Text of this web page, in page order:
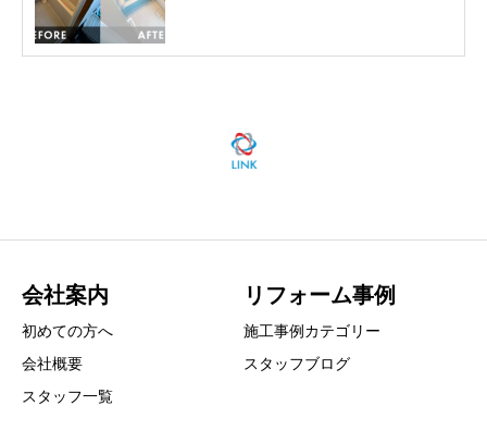
会社案内
初めての方へ
会社概要
スタッフ一覧
リフォーム事例
施工事例カテゴリー
スタッフブログ